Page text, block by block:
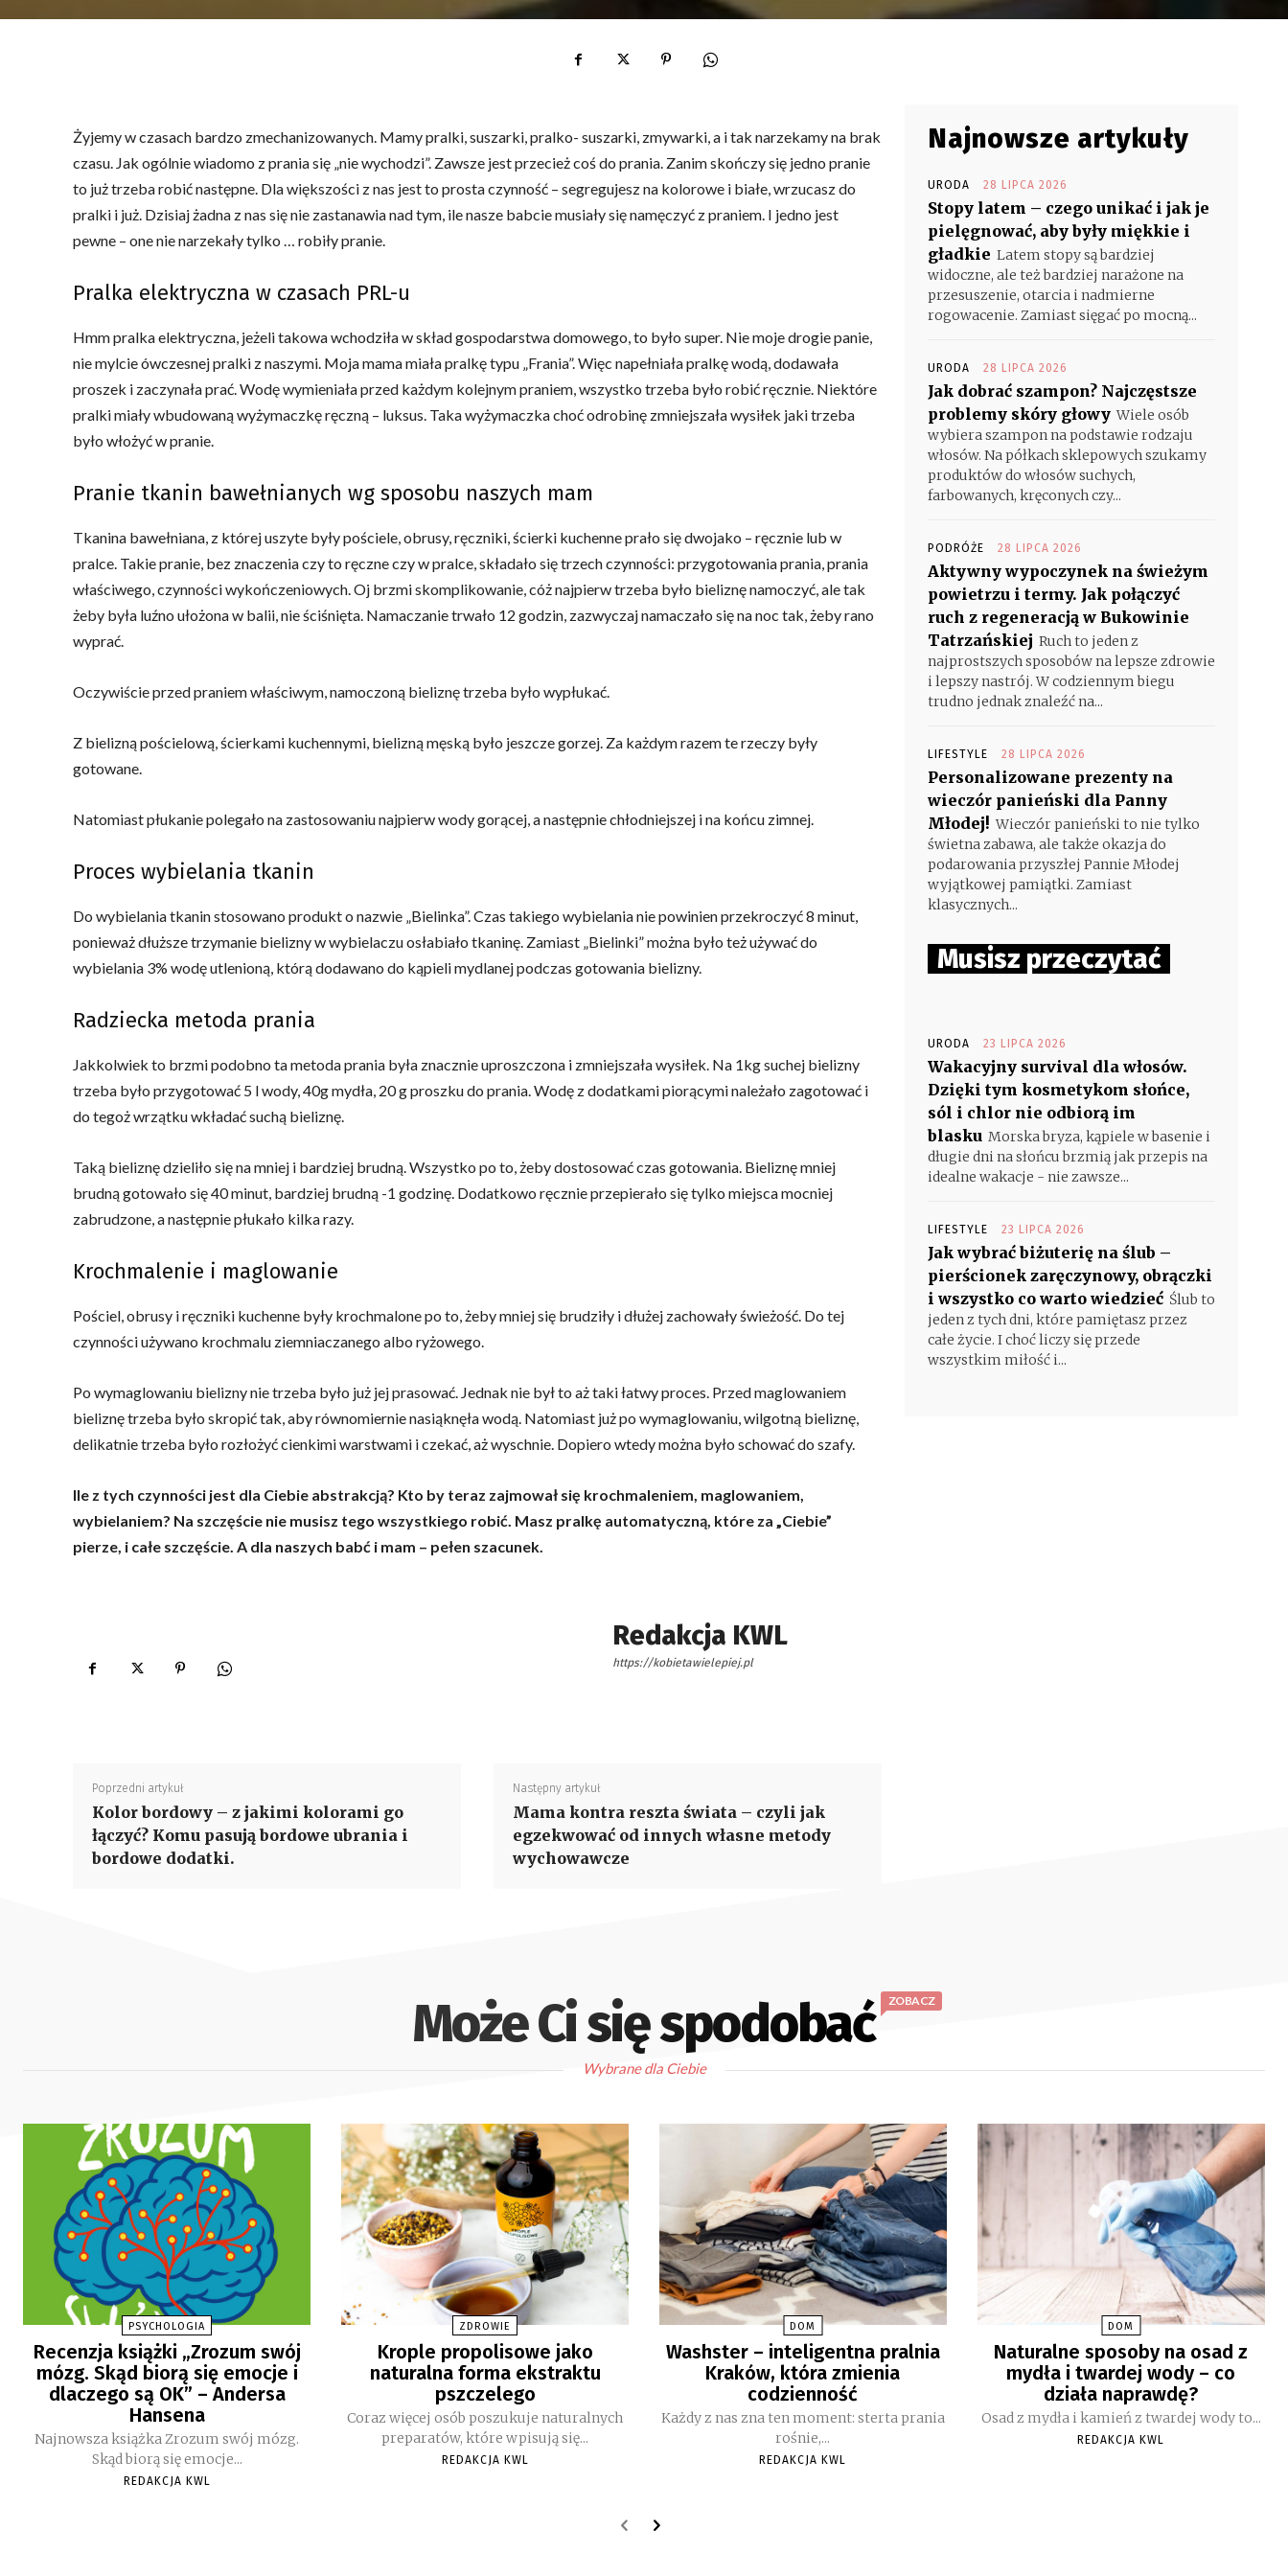
Żyjemy w czasach bardzo zmechanizowanych. Mamy pralki, suszarki, pralko- suszarki, zmywarki, a i tak narzekamy na brak
czasu. Jak ogólnie wiadomo z prania się „nie wychodzi”. Zawsze jest przecież coś do prania. Zanim skończy się jedno pranie
to już trzeba robić następne. Dla większości z nas jest to prosta czynność – segregujesz na kolorowe i białe, wrzucasz do
pralki i już. Dzisiaj żadna z nas się nie zastanawia nad tym, ile nasze babcie musiały się namęczyć z praniem. I jedno jest
pewne – one nie narzekały tylko … robiły pranie.
Pralka elektryczna w czasach PRL-u
Hmm pralka elektryczna, jeżeli takowa wchodziła w skład gospodarstwa domowego, to było super. Nie moje drogie panie,
nie mylcie ówczesnej pralki z naszymi. Moja mama miała pralkę typu „Frania”. Więc napełniała pralkę wodą, dodawała
proszek i zaczynała prać. Wodę wymieniała przed każdym kolejnym praniem, wszystko trzeba było robić ręcznie. Niektóre
pralki miały wbudowaną wyżymaczkę ręczną – luksus. Taka wyżymaczka choć odrobinę zmniejszała wysiłek jaki trzeba
było włożyć w pranie.
Pranie tkanin bawełnianych wg sposobu naszych mam
Tkanina bawełniana, z której uszyte były pościele, obrusy, ręczniki, ścierki kuchenne prało się dwojako – ręcznie lub w
pralce. Takie pranie, bez znaczenia czy to ręczne czy w pralce, składało się trzech czynności: przygotowania prania, prania
właściwego, czynności wykończeniowych. Oj brzmi skomplikowanie, cóż najpierw trzeba było bieliznę namoczyć, ale tak
żeby była luźno ułożona w balii, nie ściśnięta. Namaczanie trwało 12 godzin, zazwyczaj namaczało się na noc tak, żeby rano
wyprać.
Oczywiście przed praniem właściwym, namoczoną bieliznę trzeba było wypłukać.
Z bielizną pościelową, ścierkami kuchennymi, bielizną męską było jeszcze gorzej. Za każdym razem te rzeczy były
gotowane.
Natomiast płukanie polegało na zastosowaniu najpierw wody gorącej, a następnie chłodniejszej i na końcu zimnej.
Proces wybielania tkanin
Do wybielania tkanin stosowano produkt o nazwie „Bielinka”. Czas takiego wybielania nie powinien przekroczyć 8 minut,
ponieważ dłuższe trzymanie bielizny w wybielaczu osłabiało tkaninę. Zamiast „Bielinki” można było też używać do
wybielania 3% wodę utlenioną, którą dodawano do kąpieli mydlanej podczas gotowania bielizny.
Radziecka metoda prania
Jakkolwiek to brzmi podobno ta metoda prania była znacznie uproszczona i zmniejszała wysiłek. Na 1kg suchej bielizny
trzeba było przygotować 5 l wody, 40g mydła, 20 g proszku do prania. Wodę z dodatkami piorącymi należało zagotować i
do tegoż wrzątku wkładać suchą bieliznę.
Taką bieliznę dzieliło się na mniej i bardziej brudną. Wszystko po to, żeby dostosować czas gotowania. Bieliznę mniej
brudną gotowało się 40 minut, bardziej brudną -1 godzinę. Dodatkowo ręcznie przepierało się tylko miejsca mocniej
zabrudzone, a następnie płukało kilka razy.
Krochmalenie i maglowanie
Pościel, obrusy i ręczniki kuchenne były krochmalone po to, żeby mniej się brudziły i dłużej zachowały świeżość. Do tej
czynności używano krochmalu ziemniaczanego albo ryżowego.
Po wymaglowaniu bielizny nie trzeba było już jej prasować. Jednak nie był to aż taki łatwy proces. Przed maglowaniem
bieliznę trzeba było skropić tak, aby równomiernie nasiąknęła wodą. Natomiast już po wymaglowaniu, wilgotną bieliznę,
delikatnie trzeba było rozłożyć cienkimi warstwami i czekać, aż wyschnie. Dopiero wtedy można było schować do szafy.
Ile z tych czynności jest dla Ciebie abstrakcją? Kto by teraz zajmował się krochmaleniem, maglowaniem,
wybielaniem? Na szczęście nie musisz tego wszystkiego robić. Masz pralkę automatyczną, które za „Ciebie”
pierze, i całe szczęście. A dla naszych babć i mam – pełen szacunek.
Redakcja KWL
https://kobietawielepiej.pl
Poprzedni artykuł
Kolor bordowy – z jakimi kolorami go
łączyć? Komu pasują bordowe ubrania i
bordowe dodatki.
Następny artykuł
Mama kontra reszta świata – czyli jak
egzekwować od innych własne metody
wychowawcze
Najnowsze artykuły
URODA 28 LIPCA 2026
Stopy latem – czego unikać i jak je
pielęgnować, aby były miękkie i
gładkie Latem stopy są bardziej
widoczne, ale też bardziej narażone na
przesuszenie, otarcia i nadmierne
rogowacenie. Zamiast sięgać po mocną...
URODA 28 LIPCA 2026
Jak dobrać szampon? Najczęstsze
problemy skóry głowy Wiele osób
wybiera szampon na podstawie rodzaju
włosów. Na półkach sklepowych szukamy
produktów do włosów suchych,
farbowanych, kręconych czy...
PODRÓŻE 28 LIPCA 2026
Aktywny wypoczynek na świeżym
powietrzu i termy. Jak połączyć
ruch z regeneracją w Bukowinie
Tatrzańskiej Ruch to jeden z
najprostszych sposobów na lepsze zdrowie
i lepszy nastrój. W codziennym biegu
trudno jednak znaleźć na...
LIFESTYLE 28 LIPCA 2026
Personalizowane prezenty na
wieczór panieński dla Panny
Młodej! Wieczór panieński to nie tylko
świetna zabawa, ale także okazja do
podarowania przyszłej Pannie Młodej
wyjątkowej pamiątki. Zamiast
klasycznych...
Musisz przeczytać
URODA 23 LIPCA 2026
Wakacyjny survival dla włosów.
Dzięki tym kosmetykom słońce,
sól i chlor nie odbiorą im
blasku Morska bryza, kąpiele w basenie i
długie dni na słońcu brzmią jak przepis na
idealne wakacje - nie zawsze...
LIFESTYLE 23 LIPCA 2026
Jak wybrać biżuterię na ślub –
pierścionek zaręczynowy, obrączki
i wszystko co warto wiedzieć Ślub to
jeden z tych dni, które pamiętasz przez
całe życie. I choć liczy się przede
wszystkim miłość i...
Może Ci się spodobać ZOBACZ
Wybrane dla Ciebie
PSYCHOLOGIA
Recenzja książki „Zrozum swój
mózg. Skąd biorą się emocje i
dlaczego są OK” – Andersa
Hansena
Najnowsza książka Zrozum swój mózg.
Skąd biorą się emocje...
REDAKCJA KWL
ZDROWIE
Krople propolisowe jako
naturalna forma ekstraktu
pszczelego
Coraz więcej osób poszukuje naturalnych
preparatów, które wpisują się...
REDAKCJA KWL
DOM
Washster – inteligentna pralnia
Kraków, która zmienia
codzienność
Każdy z nas zna ten moment: sterta prania
rośnie,...
REDAKCJA KWL
DOM
Naturalne sposoby na osad z
mydła i twardej wody – co
działa naprawdę?
Osad z mydła i kamień z twardej wody to...
REDAKCJA KWL